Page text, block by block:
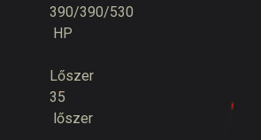
390/390/530
HP
Lőszer
35
lőszer